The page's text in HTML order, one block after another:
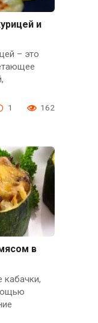
и
– это
1 162
в
кабачки,